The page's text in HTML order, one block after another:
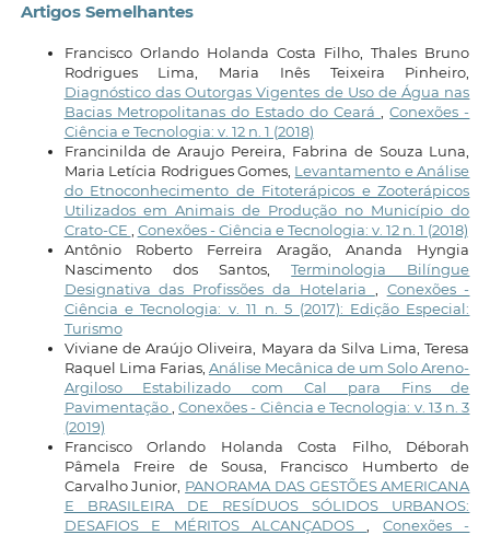
Artigos Semelhantes
Francisco Orlando Holanda Costa Filho, Thales Bruno
Rodrigues Lima, Maria Inês Teixeira Pinheiro,
Diagnóstico das Outorgas Vigentes de Uso de Água nas
Bacias Metropolitanas do Estado do Ceará
,Conexões -
Ciência e Tecnologia: v. 12 n. 1 (2018)
Francinilda de Araujo Pereira, Fabrina de Souza Luna,
Maria Letícia Rodrigues Gomes, Levantamento e Análise
do Etnoconhecimento de Fitoterápicos e Zooterápicos
Utilizados em Animais de Produção no Município do
Crato-CE
Conexões - Ciência e Tecnologia: v. 12 n. 1 (2018)
Antônio Roberto Ferreira Aragão, Ananda Hyngia
Nascimento dos Santos,Terminologia Bilíngue
Designativa das Profissões da Hotelaria
Conexões -
Ciência e Tecnologia: v. 11 n. 5 (2017): Edição Especial:
Turismo
Viviane de Araújo Oliveira, Mayara da Silva Lima, Teresa
Raquel Lima Farias, Análise Mecânica de um Solo Areno-
Argiloso Estabilizado com Cal para Fins de
Pavimentação ,Conexões - Ciência e Tecnologia: v. 13 n. 3
(2019)
Francisco Orlando Holanda Costa Filho, Déborah
Pâmela Freire de Sousa, Francisco Humberto de
Carvalho Junior, PANORAMA DAS GESTÕES AMERICANA
E BRASILEIRA DE RESÍDUOS SÓLIDOS URBANOS:
DESAFIOS E MÉRITOS ALCANÇADOS
Conexões -